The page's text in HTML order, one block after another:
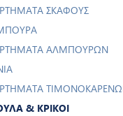
ΣΚΆΦΟΥΣ
ΑΛΜΠΟΥΡΩΝ
& ΚΡΊΚΟΙ